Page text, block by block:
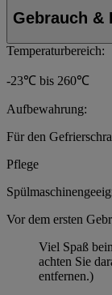
Gebrauch &
Temperaturbereich:
-23℃ bis 260℃
Aufbewahrung:
Für den
Pflege
Vor dem ersten
Viel Spaß
achten Sie
entfernen.)